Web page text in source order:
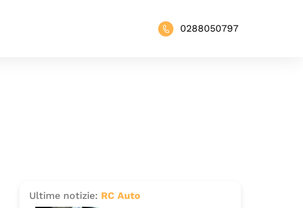
0288050797
Ultime notizie: RC Auto